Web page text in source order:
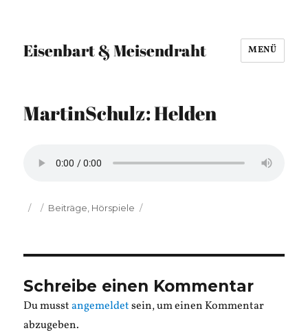
Eisenbart & Meisendraht MENÜ
MartinSchulz: Helden
Veröffentlicht
Kategorien
Beiträge Hörspiele
Schreibe einen Kommentar
Du musstangemeldetsein, um einen Kommentar
abzugeben.